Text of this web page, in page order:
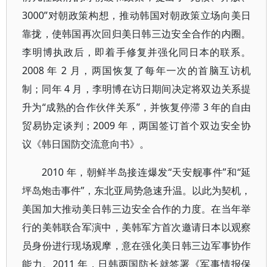
3000”对朝政策构想，推动韩国对朝政策立场向美日
靠拢，使韩国再次回归美日韩三边安全合作的内圈。
李明博执政后，即着手修复并强化同日本的联系。
2008 年 2 月，两国恢复了每年一次的首脑互访机
制；同年 4 月，李明博在访日期间决定将双边关系提
升为“成熟的合作伙伴关系”，并恢复停滞 3 年的自由
贸易协定谈判；2009 年，两国签订首个双边安全协
议《韩日国防交流意向书》。
2010 年，朝鲜半岛接连爆发“天安舰事件”和“延
坪岛炮击事件”，东北亚局势急速升温。以此为契机，
美国加大推动美日韩三边安全合作的力度。在当年举
行的美韩联合军演中，美韩军方首次邀请日本以观察
员身份进行现场观摩，意在强化美日韩三边军事协作
能力。2011 年，日韩两国防长就签署《军事情报保